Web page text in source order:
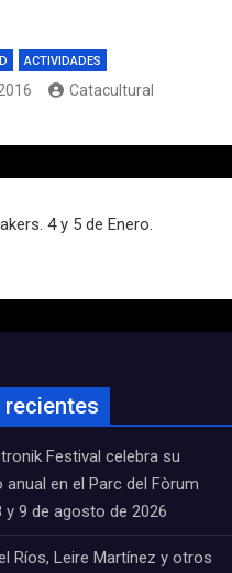
ACTIVIDADES
Catacultural
4 y 5 de Enero.
recientes
Festival celebra su
en el Parc del Fòrum
y 9 de agosto de 2026
Ríos, Leire Martínez y otros